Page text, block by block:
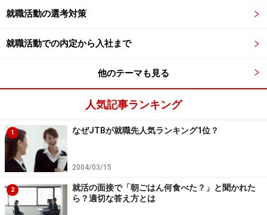
就職活動の選考対策
就職活動での内定から入社まで
他のテーマも見る
人気記事ランキング
1 なぜJTBが就職先人気ランキング1位？
2004/03/15
2
就活の面接で「朝ごはん何食べた？」と聞かれた
ら？適切な答え方とは